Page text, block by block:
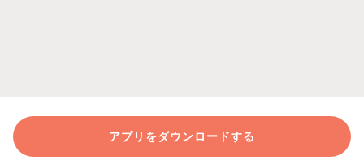
アプリをダウンロードする